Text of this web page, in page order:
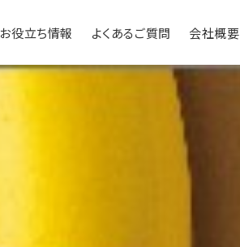
お役立ち情報 よくあるご質問 会社概要